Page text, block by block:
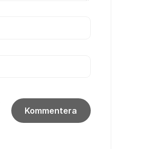
Kommentera